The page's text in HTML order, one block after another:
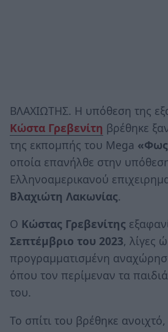
ΒΛΑΧΙΩΤΗΣ. Η υπόθεση της
Κώστα Γρεβενίτη βρέθηκε
της εκπομπής του Mega «Φως
οποία επανήλθε στην
Ελληνοαμερικανού
Βλαχιώτη Λακωνίας.
Ο Κώστας Γρεβενίτης
Σεπτέμβριο του 2023, λίγες
προγραμματισμένη
όπου τον περίμεναν τα
του.
Το σπίτι του βρέθηκε